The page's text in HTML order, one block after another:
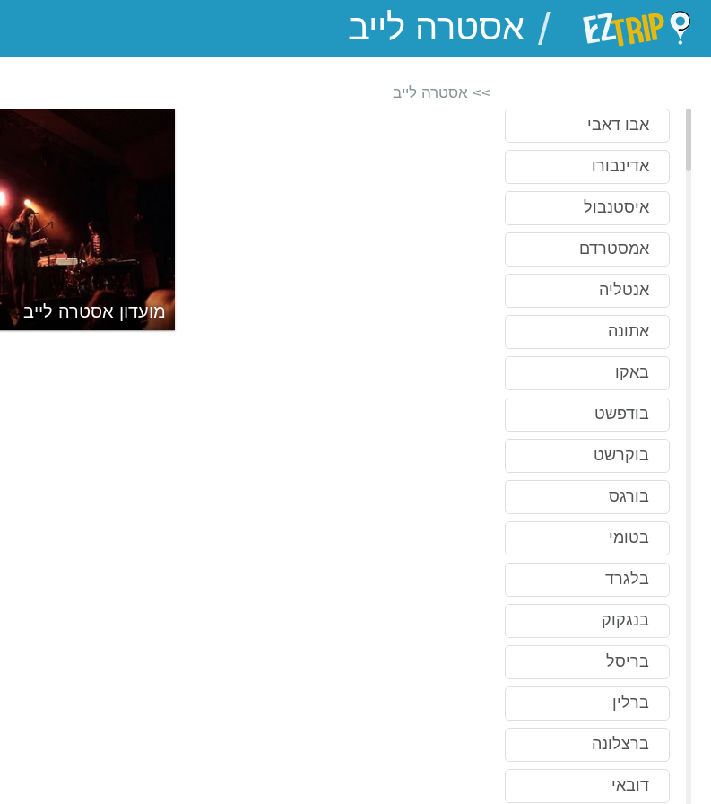
EZTrip
/
אבו דאבי
אדינבורו
איסטנבול
אמסטרדם
אנטליה
אתונה
באקו
בודפשט
בוקרשט
בורגס
בטומי
בלגרד
בנגקוק
בריסל
ברלין
ברצלונה
דובאי
>> אסטרה לייב
מועדון אסטרה לייב